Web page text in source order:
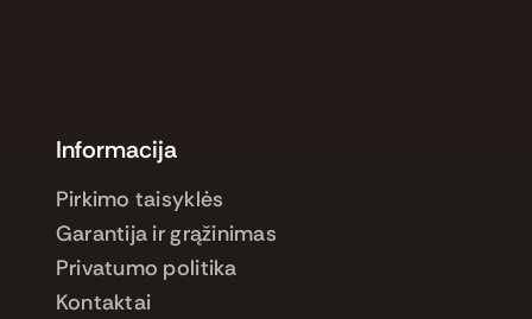
Informacija
Pirkimo taisyklės
Garantija ir grąžinimas
Privatumo politika
Kontaktai